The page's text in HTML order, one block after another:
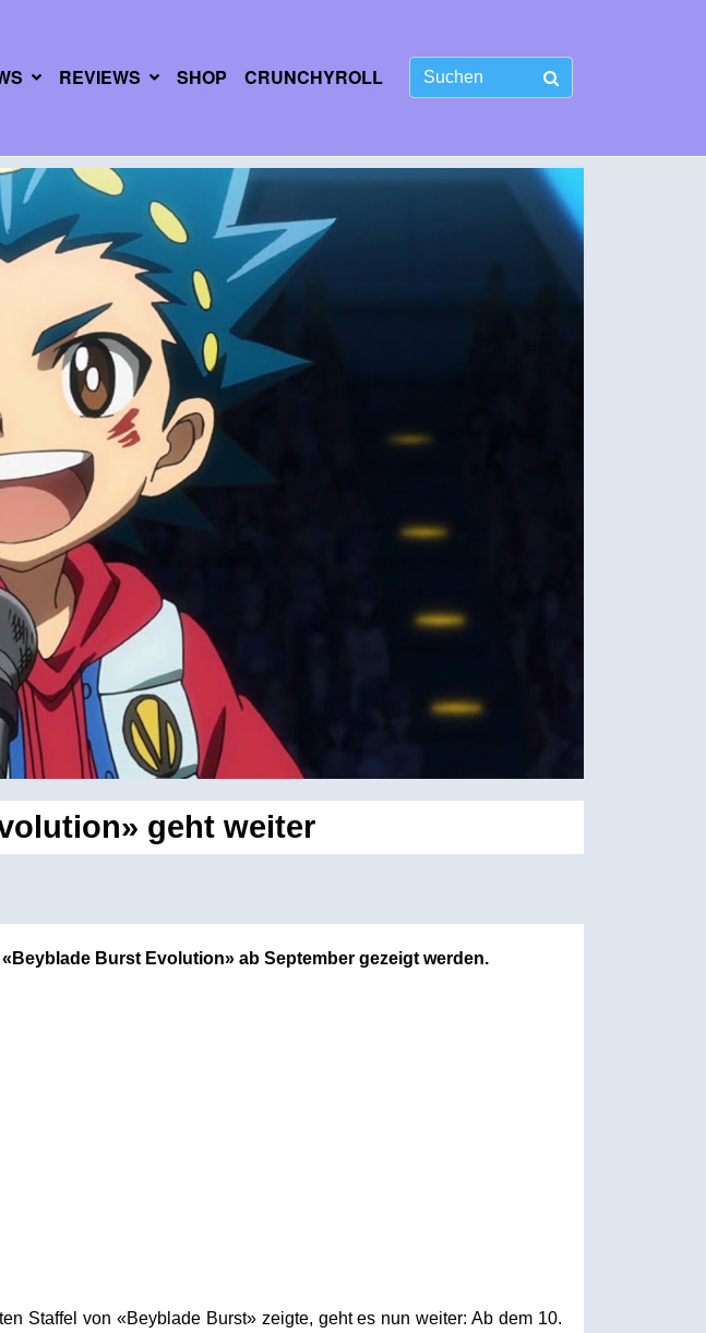
REVIEWS SHOP CRUNCHYROLL
geht weiter
Burst Evolution» ab September gezeigt werden.
Staffel von «Beyblade Burst» zeigte, geht es nun weiter: Ab dem 10.